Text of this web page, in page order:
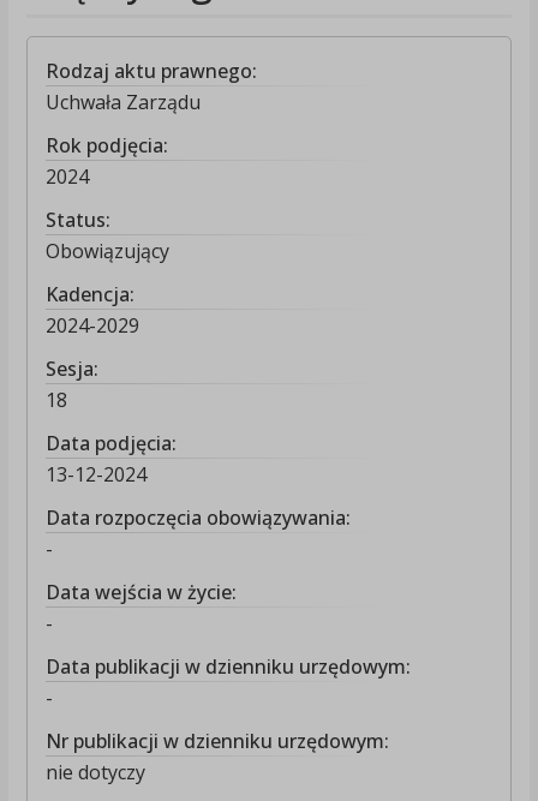
Rodzaj aktu prawnego:
Uchwała Zarządu
Rok podjęcia:
2024
Status:
Obowiązujący
Kadencja:
2024-2029
Sesja:
18
Data podjęcia:
13-12-2024
Data rozpoczęcia obowiązywania:
-
Data wejścia w życie:
-
Data publikacji w dzienniku urzędowym:
-
Nr publikacji w dzienniku urzędowym:
nie dotyczy